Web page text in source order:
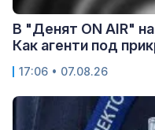
В "Денят ON AIR"
Как агенти под
17:06 • 07.08.26